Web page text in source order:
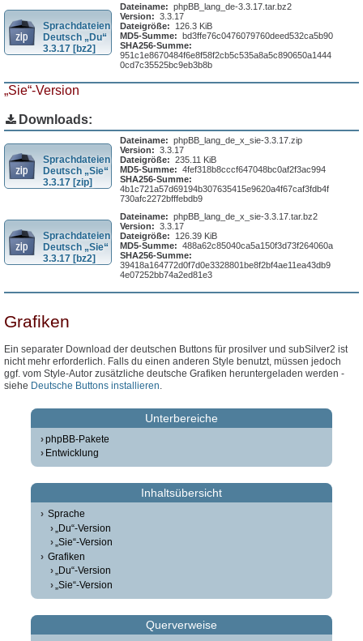
Sprachdateien
Deutsch „Du“
3.3.17 [bz2]
Dateiname: phpBB_lang_de-3.3.17.tar.bz2
Version: 3.3.17
Dateigröße:
126.3 KiB
MD5-Summe: bd3ffe76c0476079760deed532ca5b90
SHA256-Summe:
951c1e8670484f6e8f58f2cb5c535a8a5c890650a1444
0cd7c35525bc9eb3b8b
„Sie“-Version
Downloads:
Sprachdateien
Deutsch „Sie“
3.3.17 [zip]
Dateiname: phpBB_lang_de_x_sie-3.3.17.zip
Version: 3.3.17
Dateigröße: 235.11 KiB
MD5-Summe: 4fef318b8cccf647048bc0af2f3ac994
SHA256-Summe:
4b1c721a57d69194b307635415e9620a4f67caf3fdb4f
730afc2272bfffebdb9
Sprachdateien
Deutsch „Sie“
3.3.17 [bz2]
Dateiname: phpBB_lang_de_x_sie-3.3.17.tar.bz2
Version: 3.3.17
Dateigröße:
126.39 KiB
MD5-Summe: 488a62c85040ca5a150f3d73f264060a
SHA256-Summe:
39418a164772d0f7d0e3328801be8f2bf4ae11ea43db9
4e07252bb74a2ed81e3
Grafiken
Ein separater Download der deutschen Buttons für prosilver und subSilver2 ist
nicht mehr erforderlich. Falls du einen anderen Style benutzt, müssen jedoch
ggf. vom Style-Autor zusätzliche deutsche Grafiken heruntergeladen werden -
siehe Deutsche Buttons installieren.
Unterbereiche
phpBB-Pakete
Entwicklung
Inhaltsübersicht
Sprache
„Du“-Version
„Sie“-Version
Grafiken
„Du“-Version
„Sie“-Version
Querverweise